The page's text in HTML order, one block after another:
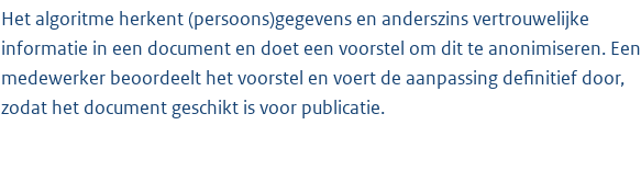
Het algoritme herkent (persoons)gegevens en anderszins vertrouwelijke
informatie in een document en doet een voorstel om dit te anonimiseren. Een
medewerker beoordeelt het voorstel en voert de aanpassing definitief door,
zodat het document geschikt is voor publicatie.